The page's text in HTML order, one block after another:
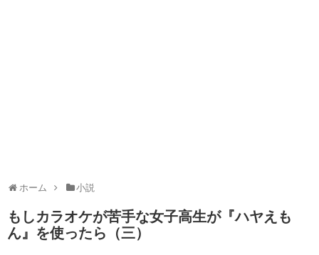
ホーム 小説
もしカラオケが苦手な女子高生が『ハヤえも
ん』を使ったら（三）